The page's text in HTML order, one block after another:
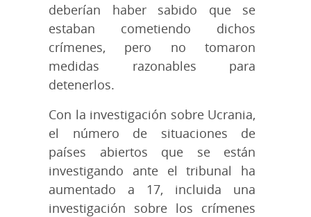
deberían haber sabido que se
estaban cometiendo dichos
crímenes, pero no tomaron
medidas razonables para
detenerlos.
Con la investigación sobre Ucrania,
el número de situaciones de
países abiertos que se están
investigando ante el tribunal ha
aumentado a 17, incluida una
investigación sobre los crímenes